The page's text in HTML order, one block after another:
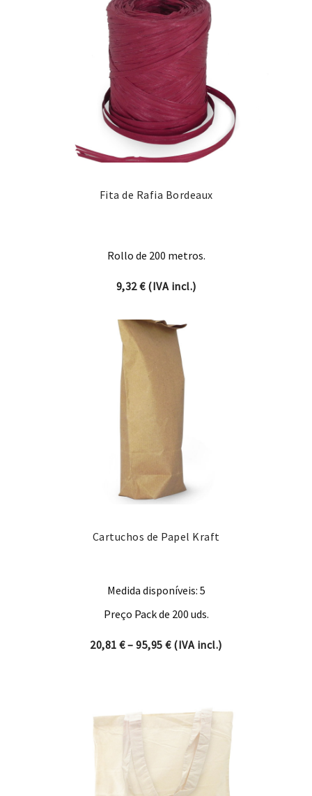
Fita de Rafia Bordeaux
Rollo de 200 metros.
9,32€(IVA incl.)
Cartuchos de Papel Kraft
Medida disponíveis: 5
Preço Pack de 200 uds.
20,81€– 95,95€Price range: 20,81 €
(IVA incl.)